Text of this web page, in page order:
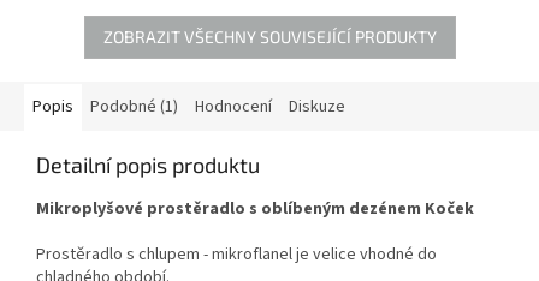
Gramáž: 260 g/m2 -
ZOBRAZIT VŠECHNY SOUVISEJÍCÍ PRODUKTY
Popis Podobné (1) Hodnocení Diskuze
Detailní popis produktu
Mikroplyšové prostěradlo s oblíbeným dezénem Koček
Prostěradlo s chlupem - mikroflanel je velice vhodné do